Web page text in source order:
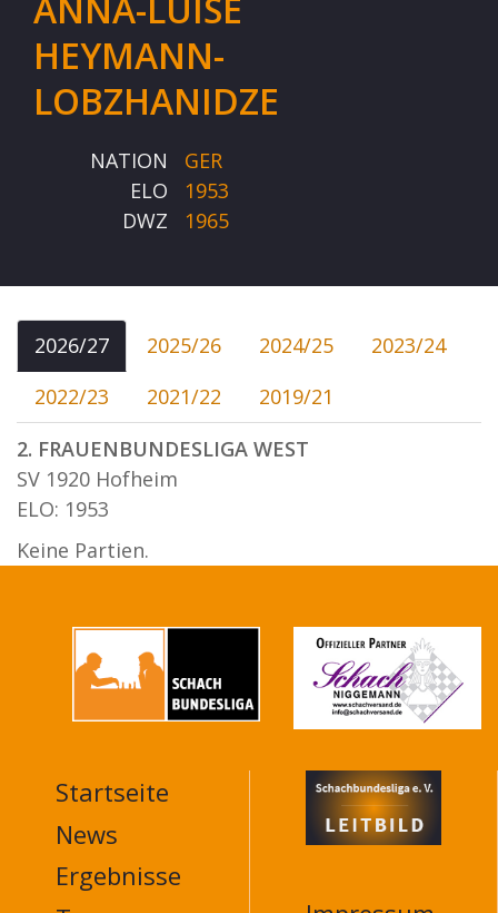
HEYMANN-
LOBZHANIDZE
NATION
GER
ELO
1953
DWZ
1965
2026/27 2025/26 2024/25
2023/24
2022/23
2021/22
2019/21
2. FRAUENBUNDESLIGA WEST
SV 1920 Hofheim
ELO: 1953
Keine Partien.
MAIN
NAVIGATION
FOOTER
Startseite
News
Ergebnisse